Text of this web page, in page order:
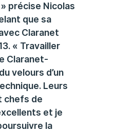
précise Nicolas
que sa
Claranet
« Travailler
Claranet-
velours d’un
Leurs
chefs de
et je
la